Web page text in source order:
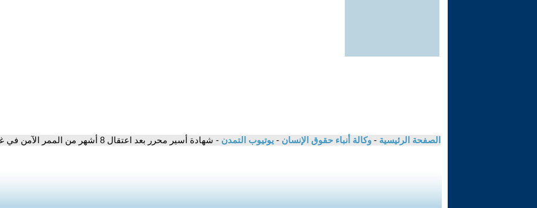
الصفحة الرئيسية - وكالة أنباء حقوق الإنسان - يوتيوب التمدن - شهادة أسير محرر بعد اعتقال 8 أشهر من الممر الآمن في غزة